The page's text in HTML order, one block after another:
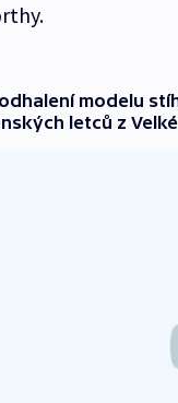
modelu
letců z